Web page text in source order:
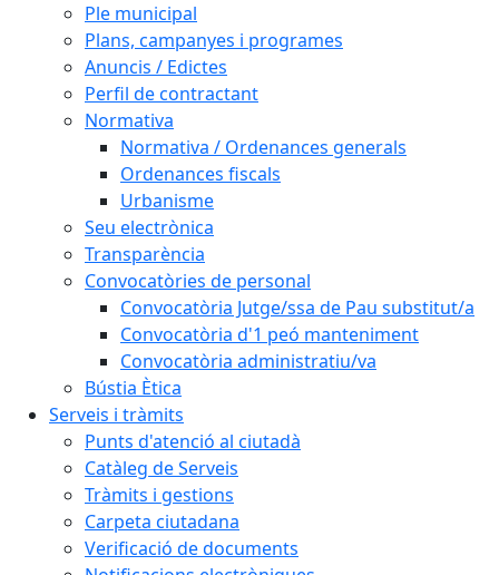
Ple municipal
Plans, campanyes i programes
Anuncis / Edictes
Perfil de contractant
Normativa
Normativa / Ordenances generals
Ordenances fiscals
Urbanisme
Seu electrònica
Transparència
Convocatòries de personal
Convocatòria Jutge/ssa de Pau substitut/a
Convocatòria d'1 peó manteniment
Convocatòria administratiu/va
Bústia Ètica
Serveis i tràmits
Punts d'atenció al ciutadà
Catàleg de Serveis
Tràmits i gestions
Carpeta ciutadana
Verificació de documents